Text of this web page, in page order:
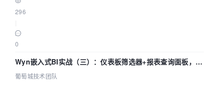
296
0
Wyn嵌入式BI实战（三）：仪表板筛选器+报表查询面板，参
数联动全闭环
葡萄城技术团队